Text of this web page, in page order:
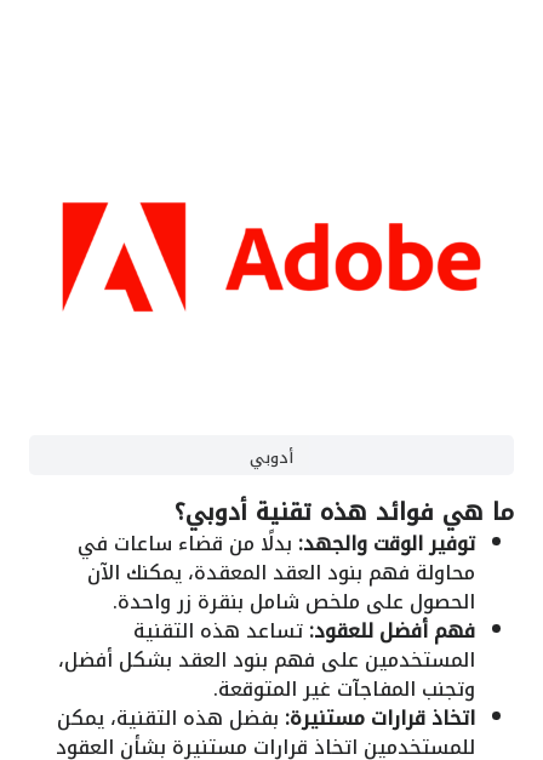
أدوبي
ما هي فوائد هذه تقنية أدوبي؟
توفير الوقت والجهد: بدلًا من قضاء ساعات في
محاولة فهم بنود العقد المعقدة، يمكنك الآن
الحصول على ملخص شامل بنقرة زر واحدة.
فهم أفضل للعقود:تساعد هذه التقنية
المستخدمين على فهم بنود العقد بشكل أفضل،
وتجنب المفاجآت غير المتوقعة.
اتخاذ قرارات مستنيرة: بفضل هذه التقنية، يمكن
للمستخدمين اتخاذ قرارات مستنيرة بشأن العقود